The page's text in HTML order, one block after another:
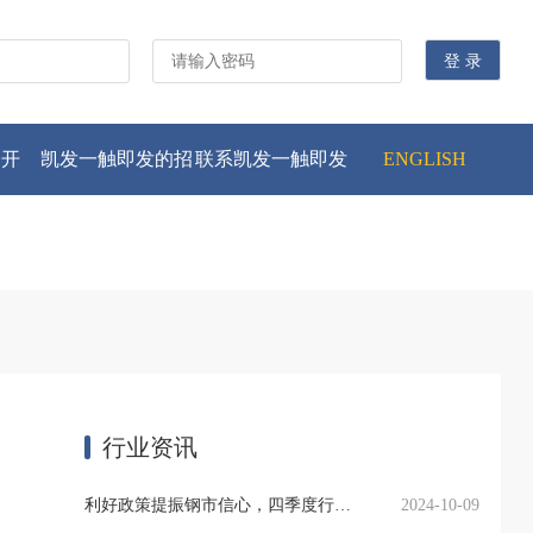
凯发一触即发的招联系凯发一触即发 ENGLISH
行业资讯
利好政策提振钢市信心，四季度行业需求或小幅上升 2024-10-09